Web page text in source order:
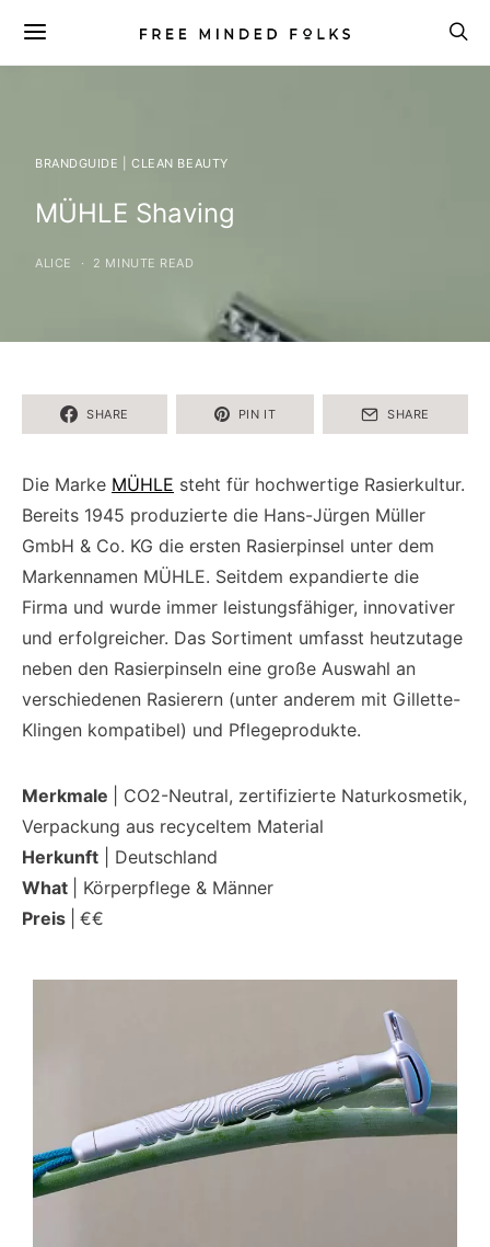
BRANDGUIDE | CLEAN BEAUTY
MÜHLE Shaving
ALICE 2 MINUTE READ
SHARE PIN IT SHARE
Die Marke MÜHLE steht für hochwertige Rasierkultur.
Bereits 1945 produzierte die Hans-Jürgen Müller
GmbH & Co. KG die ersten Rasierpinsel unter dem
Markennamen MÜHLE. Seitdem expandierte die
Firma und wurde immer leistungsfähiger, innovativer
und erfolgreicher. Das Sortiment umfasst heutzutage
neben den Rasierpinseln eine große Auswahl an
verschiedenen Rasierern (unter anderem mit Gillette-
Klingen kompatibel) und Pflegeprodukte.
Merkmale
| CO2-Neutral, zertifizierte Naturkosmetik,
Verpackung aus recyceltem Material
Herkunft | Deutschland
What
| Körperpflege & Männer
Preis
€€